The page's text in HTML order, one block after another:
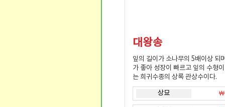
대왕송
잎의 길이가 소나무의 5배이상 되
가 좋아 성장이 빠르고 잎의 수형
는 희귀수종의 상록 관상수이다.
상묘